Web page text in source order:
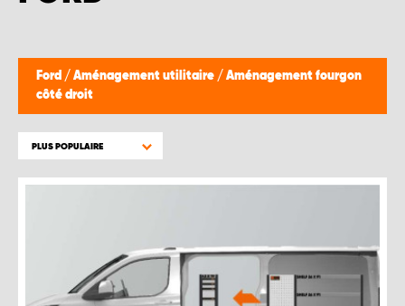
Ford / Aménagement utilitaire / Aménagement fourgon
côté droit
PLUS POPULAIRE